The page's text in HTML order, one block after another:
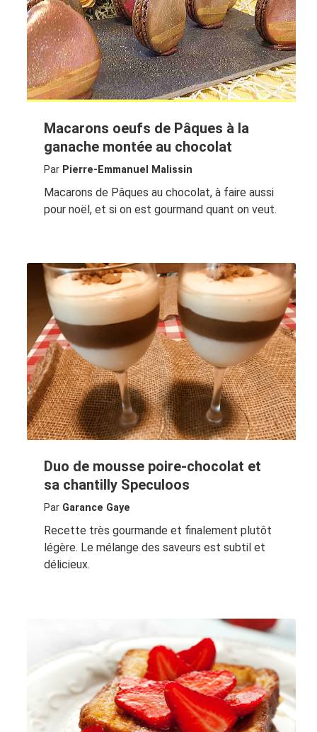
Macarons oeufs de Pâques à la
ganache montée au chocolat
Par Pierre-Emmanuel Malissin
Macarons de Pâques au chocolat, à faire aussi
pour noël, et si on est gourmand quant on veut.
Duo de mousse poire-chocolat et
sa chantilly Speculoos
Par Garance Gaye
Recette très gourmande et finalement plutôt
légère. Le mélange des saveurs est subtil et
délicieux.